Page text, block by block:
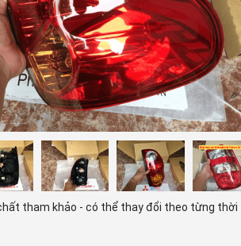
tham khảo - có thể thay đổi theo từng thời